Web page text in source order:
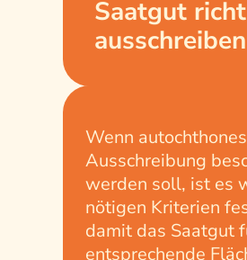
Saatgut
ausschreiben
Wenn
Ausschreibung
werden soll, ist es
nötigen Kriterien
damit das Saatgut
entsprechende